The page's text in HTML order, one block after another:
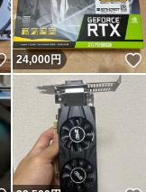
いいね！
24,000円